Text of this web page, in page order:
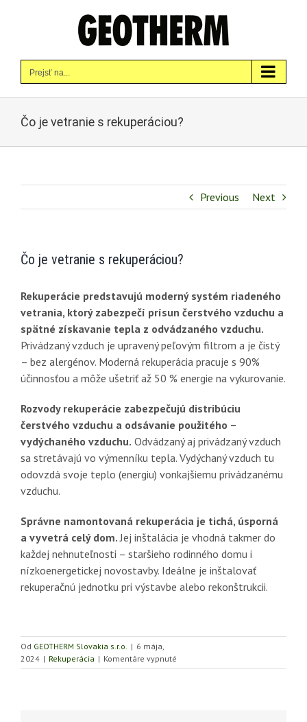
Prejsť na...
Čo je vetranie s rekuperáciou?
Previous Next
Čo je vetranie s rekuperáciou?
Rekuperácie predstavujú moderný systém riadeného
vetrania, ktorý zabezpečí prísun čerstvého vzduchu a
spätné získavanie tepla z odvádzaného vzduchu.
Privádzaný vzduch je upravený peľovým filtrom a je čistý
– bez alergénov. Moderná rekuperácia pracuje s 90%
účinnosťou a môže ušetriť až 50 % energie na vykurovanie.
Rozvody rekuperácie zabezpečujú distribúciu
čerstvého vzduchu a odsávanie použitého –
vydýchaného vzduchu. Odvádzaný aj privádzaný vzduch
sa stretávajú vo výmenníku tepla. Vydýchaný vzduch tu
odovzdá svoje teplo (energiu) vonkajšiemu privádzanému
vzduchu.
Správne namontovaná rekuperácia je tichá, úsporná
a vyvetrá celý dom.Jej inštalácia je vhodná takmer do
každej nehnuteľnosti – staršieho rodinného domu i
nízkoenergetickej novostavby. Ideálne je inštalovať
rekuperačnú jednotku pri výstavbe alebo rekonštrukcii.
Od GEOTHERM Slovakia s.r.o. | 6 mája,
2024 | Rekuperácia | Komentáre vypnuté
Čo